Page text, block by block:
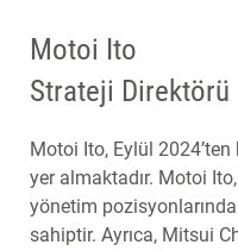
Motoi Ito
Strateji Direktörü
Motoi Ito, Eylül
yer almaktadır. Motoi
yönetim
sahiptir. Ayrıca, Mitsui